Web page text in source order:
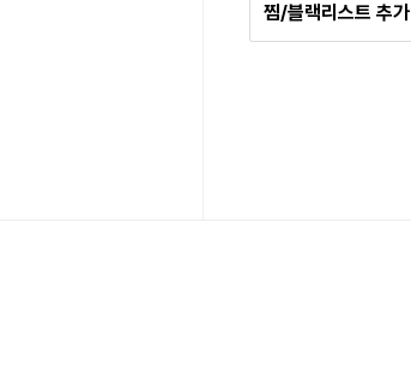
찜/블랙리스트 추가